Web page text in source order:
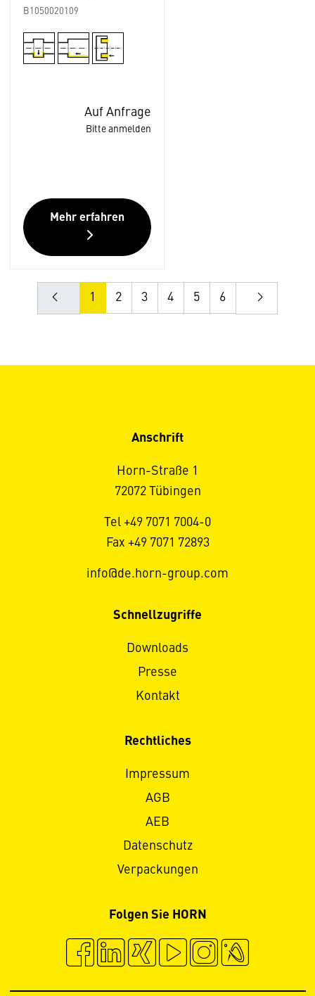
B1050020109
Auf Anfrage
Bitte anmelden
Mehr erfahren
1 2 3 4 5 6
Anschrift
Horn-Straße 1
72072 Tübingen
Tel +49 7071 7004-0
Fax +49 7071 72893
info@de.horn-group.com
Schnellzugriffe
Downloads
Presse
Kontakt
Rechtliches
Impressum
AGB
AEB
Datenschutz
Verpackungen
Folgen Sie HORN